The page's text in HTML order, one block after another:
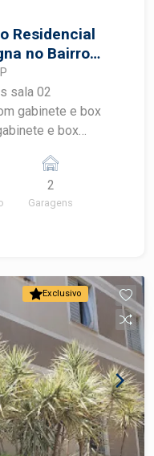
Residencial
no Bairro
sala 02
gabinete e box
e box
salão de
piscina,
2
Garagens
Exclusivo